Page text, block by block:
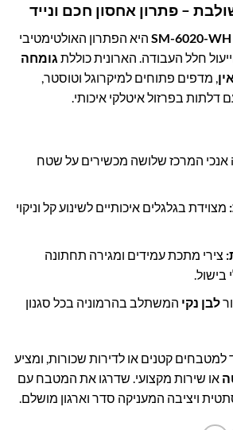
– פתרון אחסון חכם ונייד
SM-6020-WH היא הפתרון האולטימטיבי
חלל העבודה. הארונית כוללת גומחה
, מדפים פתוחים למיקרוגל וטוסטר,
דלתות בפרזול איטלקי איכותי.
אנכי המרכז שלושה מכשירים על שטח
מצוידת בגלגלים איכותיים לשינוע קל וניקוי
צירי מתכת עמידים ומגירה תחתונה
בישול.
לבן נקי המשתלב בהרמוניה בכל סגנון
קטנים או לדירות שכורות, ומציע
או שירות מקצועי. שדרגו את המטבח עם
ויציבה המעניקה סדר וארגון מושלם.